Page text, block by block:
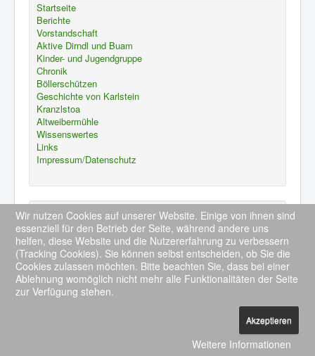
Startseite
Berichte
Vorstandschaft
Aktive Dirndl und Buam
Kinder- und Jugendgruppe
Chronik
Böllerschützen
Geschichte von Karlstein
Kranzlstoa
Altweibermühle
Wissenswertes
Links
Impressum/Datenschutz
Die nächsten Termine
Keine Termine
Ganzen Kalender ansehen
Nach oben
Wir nutzen Cookies auf unserer Website. Einige von ihnen sind
essenziell für den Betrieb der Seite, während andere uns
helfen, diese Website und die Nutzererfahrung zu verbessern
(Tracking Cookies). Sie können selbst entscheiden, ob Sie die
Cookies zulassen möchten. Bitte beachten Sie, dass bei einer
Ablehnung womöglich nicht mehr alle Funktionalitäten der Seite
zur Verfügung stehen.
Akzeptieren
Weitere Informationen